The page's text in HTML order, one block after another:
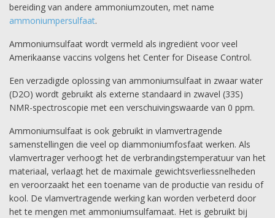
bereiding van andere ammoniumzouten, met name
ammoniumpersulfaat.
Ammoniumsulfaat wordt vermeld als ingrediënt voor veel
Amerikaanse vaccins volgens het Center for Disease Control.
Een verzadigde oplossing van ammoniumsulfaat in zwaar water
(D2O) wordt gebruikt als externe standaard in zwavel (33S)
NMR-spectroscopie met een verschuivingswaarde van 0 ppm.
Ammoniumsulfaat is ook gebruikt in vlamvertragende
samenstellingen die veel op diammoniumfosfaat werken. Als
vlamvertrager verhoogt het de verbrandingstemperatuur van het
materiaal, verlaagt het de maximale gewichtsverliessnelheden
en veroorzaakt het een toename van de productie van residu of
kool. De vlamvertragende werking kan worden verbeterd door
het te mengen met ammoniumsulfamaat. Het is gebruikt bij